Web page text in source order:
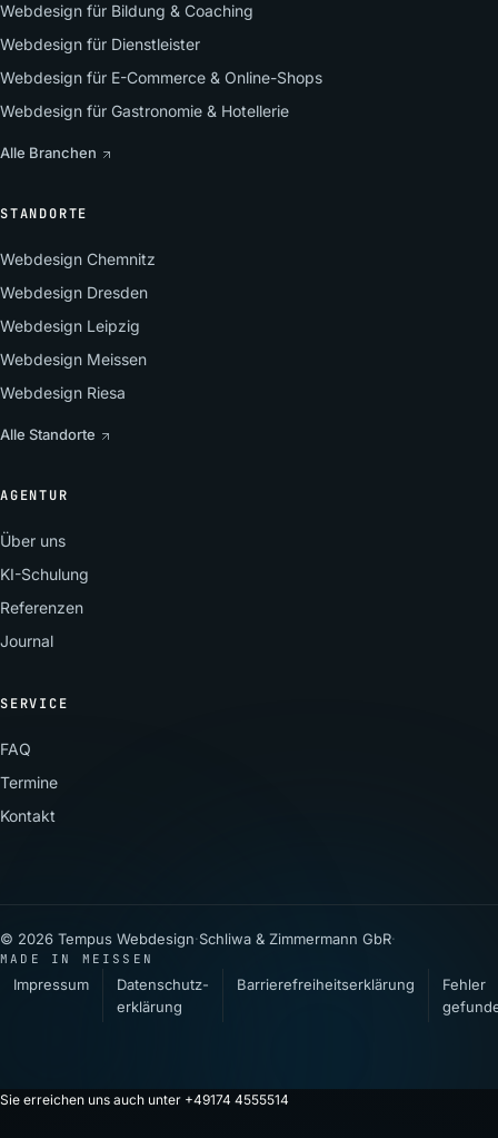
Webdesign für Bildung & Coaching
Webdesign für Dienstleister
Webdesign für E-Commerce & Online-Shops
Webdesign für Gastronomie & Hotellerie
Alle Branchen
STANDORTE
Webdesign Chemnitz
Webdesign Dresden
Webdesign Leipzig
Webdesign Meissen
Webdesign Riesa
Alle Standorte
AGENTUR
Über uns
KI-Schulung
Referenzen
Journal
SERVICE
FAQ
Termine
Kontakt
© 2026 Tempus Webdesign·Schliwa & Zimmermann GbR·
MADE IN MEISSEN
Impressum
Datenschutz­
erklärung
Barrierefreiheitserklärung
Fehler
Sie erreichen uns auch unter +49174 4555514